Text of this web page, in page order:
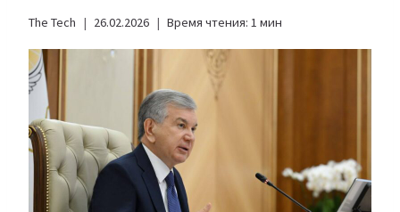
The Tech 26.02.2026 Время чтения: 1 мин